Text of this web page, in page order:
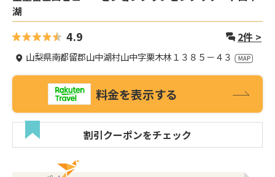
湖
4.9 2件 >
山梨県南都留郡山中湖村山中字栗木林１３８５－４３
料金を表示する
割引クーポンをチェック